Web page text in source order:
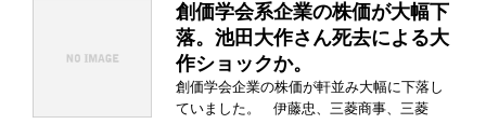
創価学会系企業の株価が大幅下
落。池田大作さん死去による大
作ショックか。
創価学会企業の株価が軒並み大幅に下落し
ていました。 伊藤忠、三菱商事、三菱